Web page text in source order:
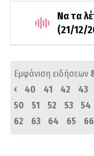
Να τα
(21/12/
Εμφάνιση ειδήσεων
‹
40 41 42 43
50
51 52 53 54
62
63 64 65 66